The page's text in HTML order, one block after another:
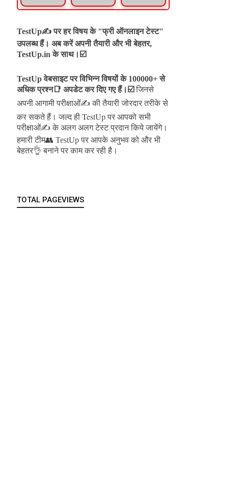
TestUp✍️ पर हर विषय के "फ्री ऑनलाइन टेस्ट"
उपलब्ध हैं। अब करें अपनी तैयारी और भी बेहतर,
TestUp.in के साथ।☑️
TestUp वेबसाइट पर विभिन्न विषयों के 100000+ से
अधिक प्रश्न📑 अपडेट कर दिए गए हैं। ☑️ जिनसे
अपनी आगामी परीक्षाओं✍️ की तैयारी जोरदार तरीके से
कर सकते हैं।जल्द ही TestUp पर आपको सभी
परीक्षाओं✍️ के अलग अलग टेस्ट प्रदान किये जायेंगे।
हमारी टीम👥 TestUp पर आपके अनुभव को और भी
बेहतर👌 बनाने पर काम कर रही है।
TOTAL PAGEVIEWS